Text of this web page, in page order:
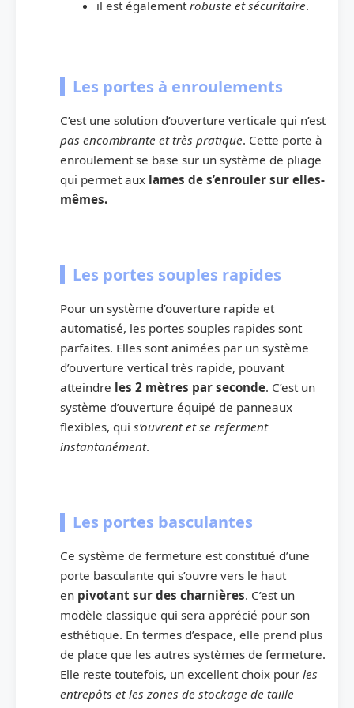
il est égalementrobuste et sécuritaire.
Les portes à enroulements
C’est une solution d’ouverture verticale qui n’est
pas encombrante et très pratique. Cette porte à
enroulement se base sur un système de pliage
qui permet aux lames de s’enrouler sur elles-
mêmes.
Les portes souples rapides
Pour un système d’ouverture rapide et
automatisé, les portes souples rapides sont
parfaites. Elles sont animées par un système
d’ouverture vertical très rapide, pouvant
atteindre les 2 mètres par seconde. C’est un
système d’ouverture équipé de panneaux
flexibles, qui s’ouvrent et se referment
instantanément.
Les portes basculantes
Ce système de fermeture est constitué d’une
porte basculante qui s’ouvre vers le haut
en pivotant sur des charnières. C’est un
modèle classique qui sera apprécié pour son
esthétique. En termes d’espace, elle prend plus
de place que les autres systèmes de fermeture.
Elle reste toutefois, un excellent choix pour les
entrepôts et les zones de stockage de taille